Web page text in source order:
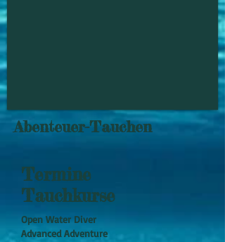
Abenteuer-Tauchen
Termine
Tauchkurse
​Open Water Diver
Advanced Adventure